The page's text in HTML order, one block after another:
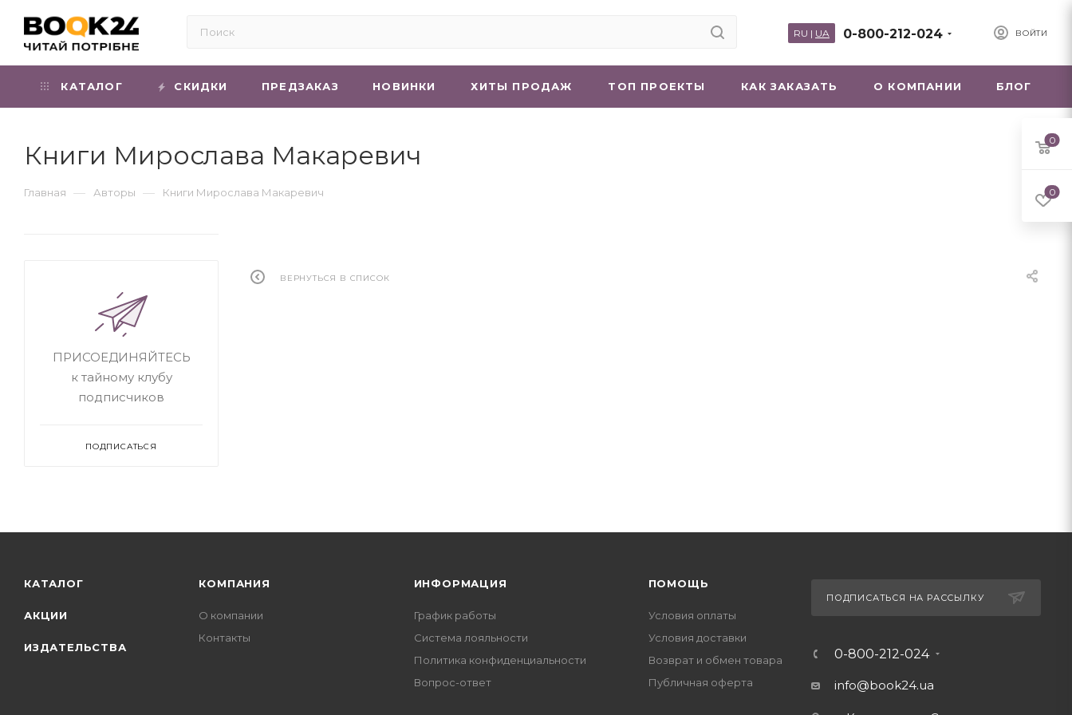
ВОЙТИ
0-800-212-024
RU | UA
КАТАЛОГ СКИДКИ ПРЕДЗАКАЗ НОВИНКИ ХИТЫ ПРОДАЖ ТОП ПРОЕКТЫ КАК ЗАКАЗАТЬ О КОМПАНИИ БЛОГ
Книги Мирослава Макаревич
Главная — Авторы — Книги Мирослава Макаревич
ВЕРНУТЬСЯ В СПИСОК
ПРИСОЕДИНЯЙТЕСЬ
к тайному клубу
подписчиков
ПОДПИСАТЬСЯ
КАТАЛОГ
АКЦИИ
ИЗДАТЕЛЬСТВА
КОМПАНИЯ
О компании
Контакты
ИНФОРМАЦИЯ
График работы
Система лояльности
Политика конфиденциальности
Вопрос-ответ
ПОМОЩЬ
Условия оплаты
Условия доставки
Возврат и обмен товара
Публичная оферта
ПОДПИСАТЬСЯ НА РАССЫЛКУ
0-800-212-024
info@book24.ua
0
0